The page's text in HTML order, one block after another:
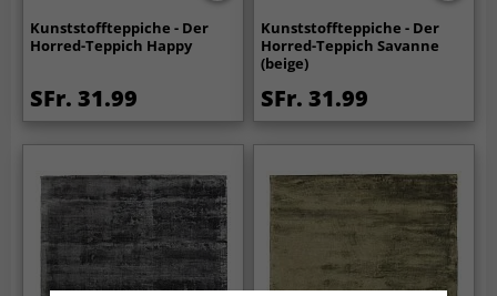
Kunststoffteppiche - Der
Horred-Teppich Happy
SFr. 31.99
Kunststoffteppiche - Der
Horred-Teppich Savanne
(beige)
SFr. 31.99